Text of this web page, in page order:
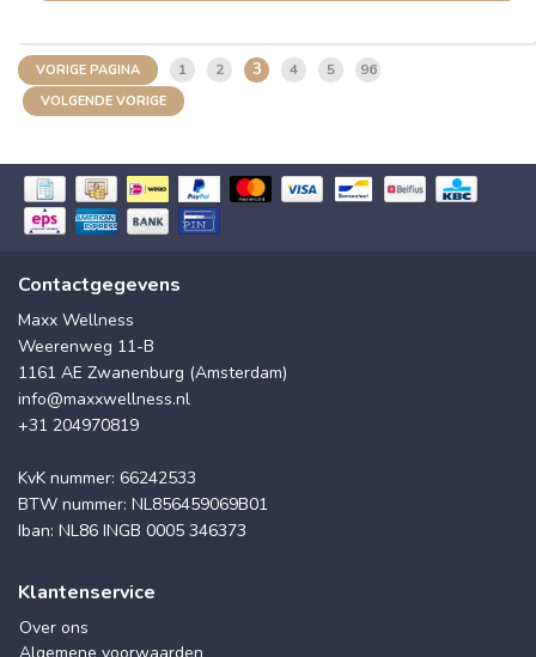
VORIGE PAGINA 1 2 3 4 5 96
VOLGENDE VORIGE
Contactgegevens
Maxx Wellness
Weerenweg 11-B
1161 AE Zwanenburg (Amsterdam)
info@maxxwellness.nl
+31 204970819
KvK nummer: 66242533
BTW nummer: NL856459069B01
Iban: NL86 INGB 0005 346373
Klantenservice
Over ons